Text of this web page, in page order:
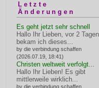
Letzte
Änderungen
Es geht jetzt sehr schnell
Hallo Ihr Lieben, vor 2 Tagen
bekam ich dieses...
by die verbindung schaffen
(2026.07.19, 18:41)
Christen weltweit verfolgt...
Hallo Ihr Lieben! Es gibt
mittlerweile wirklich...
by die verbindung schaffen